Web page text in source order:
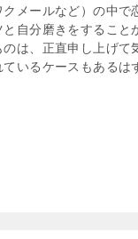
メールなど）の中
自分磨きをすること
は、正直申し上げ
いるケースもあるは